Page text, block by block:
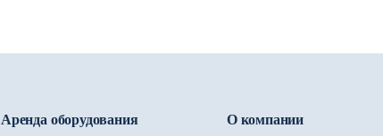
Аренда оборудования О компании